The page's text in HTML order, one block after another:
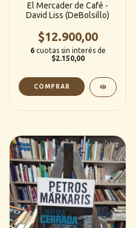
El Mercader de Café -
David Liss (DeBolsillo)
$12.900,00
6 cuotas sin interés de
$2.150,00